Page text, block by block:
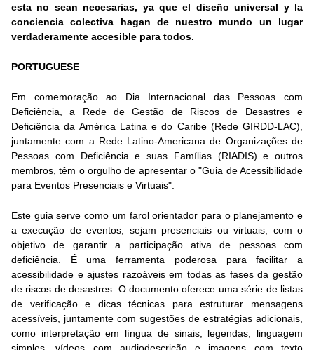
esta no sean necesarias, ya que el diseño universal y la
conciencia colectiva hagan de nuestro mundo un lugar
verdaderamente accesible para todos.
PORTUGUESE
Em comemoração ao Dia Internacional das Pessoas com
Deficiência, a Rede de Gestão de Riscos de Desastres e
Deficiência da América Latina e do Caribe (Rede GIRDD-LAC),
juntamente com a Rede Latino-Americana de Organizações de
Pessoas com Deficiência e suas Famílias (RIADIS) e outros
membros, têm o orgulho de apresentar o "Guia de Acessibilidade
para Eventos Presenciais e Virtuais".
Este guia serve como um farol orientador para o planejamento e
a execução de eventos, sejam presenciais ou virtuais, com o
objetivo de garantir a participação ativa de pessoas com
deficiência. É uma ferramenta poderosa para facilitar a
acessibilidade e ajustes razoáveis em todas as fases da gestão
de riscos de desastres. O documento oferece uma série de listas
de verificação e dicas técnicas para estruturar mensagens
acessíveis, juntamente com sugestões de estratégias adicionais,
como interpretação em língua de sinais, legendas, linguagem
simples, vídeos com audiodescrição e imagens com texto